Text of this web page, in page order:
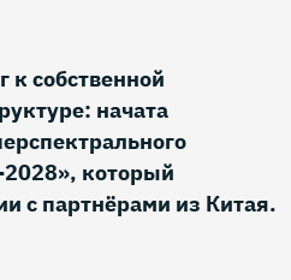
к собственной
начата
2028», который
с партнёрами из Китая.